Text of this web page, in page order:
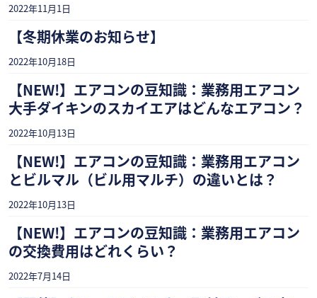
2022年11月1日
【冬期休業のお知らせ】
2022年10月18日
【NEW!】エアコンの豆知識：業務用エアコン
大手ダイキンのスカイエアはどんなエアコン？
2022年10月13日
【NEW!】エアコンの豆知識：業務用エアコン
とビルマル（ビル用マルチ）の違いとは？
2022年10月13日
【NEW!】エアコンの豆知識：業務用エアコン
の交換費用はどれくらい？
2022年7月14日